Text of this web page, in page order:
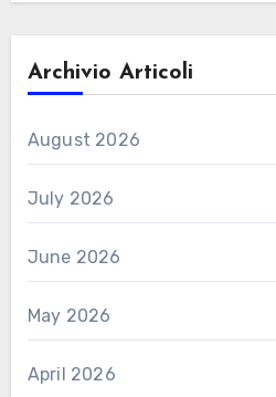
Archivio Articoli
August 2026
July 2026
June 2026
May 2026
April 2026